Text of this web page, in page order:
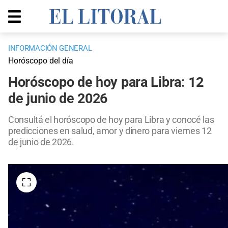
INFORMACIÓN GENERAL
Horóscopo del día
Horóscopo de hoy para Libra: 12
de junio de 2026
Consultá el horóscopo de hoy para Libra y conocé las
predicciones en salud, amor y dinero para viernes 12
de junio de 2026.